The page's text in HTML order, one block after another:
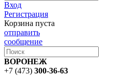
Вход
Регистрация
Корзина пуста
отправить
сообщение
ВОРОНЕЖ
+7 (473) 300-36-63